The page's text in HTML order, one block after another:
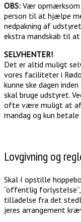
OBS: Vær
person til at hjælpe
nedpakning af
ekstra mandskab til
SELVHENTER!
Det er altid muligt
vores faciliteter i
kunne ske dagen
skal bruge udstyret.
ofte være muligt at
mandag og kun
Lovgivning og
Skal I opstille
“offentlig forlystelse”,
tilladelse fra det
jeres arrangement